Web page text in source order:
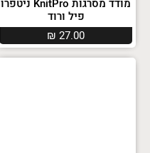
מודד מסרגות KnitPro ניטפרו
פיל ורוד
₪ 27.00